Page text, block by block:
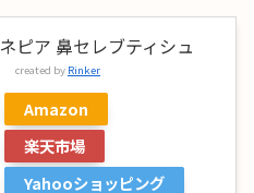
ネピア 鼻セレブティシュ
created by Rinker
Amazon
楽天市場
Yahooショッピング